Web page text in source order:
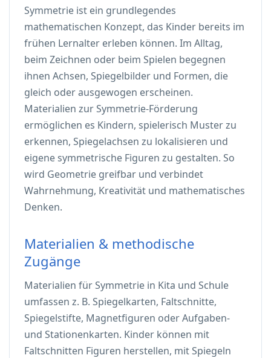
Symmetrie ist ein grundlegendes
mathematischen Konzept, das Kinder bereits im
frühen Lernalter erleben können. Im Alltag,
beim Zeichnen oder beim Spielen begegnen
ihnen Achsen, Spiegelbilder und Formen, die
gleich oder ausgewogen erscheinen.
Materialien zur Symmetrie-Förderung
ermöglichen es Kindern, spielerisch Muster zu
erkennen, Spiegelachsen zu lokalisieren und
eigene symmetrische Figuren zu gestalten. So
wird Geometrie greifbar und verbindet
Wahrnehmung, Kreativität und mathematisches
Denken.
Materialien & methodische
Zugänge
Materialien für Symmetrie in Kita und Schule
umfassen z. B. Spiegelkarten, Faltschnitte,
Spiegelstifte, Magnetfiguren oder Aufgaben-
und Stationenkarten. Kinder kön­nen mit
Faltschnitten Figuren herstellen, mit Spiegeln